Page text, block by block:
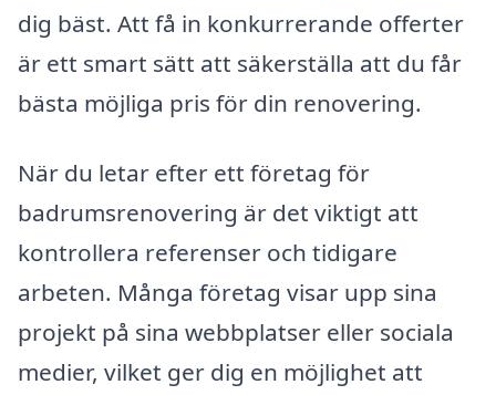
dig bäst. Att få in konkurrerande offerter
är ett smart sätt att säkerställa att du får
bästa möjliga pris för din renovering.
När du letar efter ett företag för
badrumsrenovering är det viktigt att
kontrollera referenser och tidigare
arbeten. Många företag visar upp sina
projekt på sina webbplatser eller sociala
medier, vilket ger dig en möjlighet att